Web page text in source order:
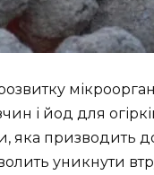
і йод для
яка призводить
уникнути